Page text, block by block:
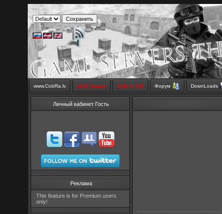
www.CobRa.lv LIVE Stream SMS SHOP Форум DownLoads
Личный кабинет Гость
Реклама
This feature is for Premium users
only!